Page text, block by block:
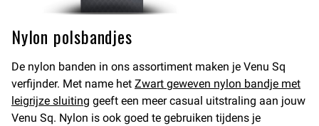
Nylon polsbandjes
De nylon banden in ons assortiment maken je Venu Sq
verfijnder. Met name het Zwart geweven nylon bandje met
leigrijze sluiting geeft een meer casual uitstraling aan jouw
Venu Sq. Nylon is ook goed te gebruiken tijdens je